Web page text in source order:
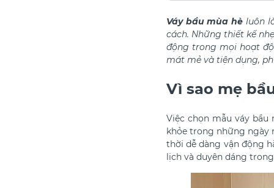
Váy bầu mùa hè luôn
cách. Những thiết kế
động trong mọi hoạt
mát mẻ và tiện dụng,
Vì sao mẹ
Việc chọn mẫu váy
khỏe trong những ngày
thời dễ dàng vận động
lịch và duyên dáng